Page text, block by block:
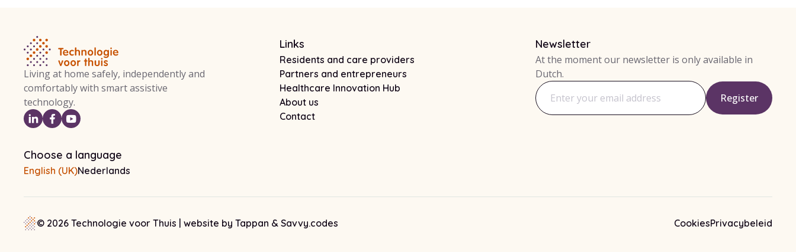
Living at home safely, independently and
comfortably with smart assistive
technology.
Links
Residents and care providers
Partners and entrepreneurs
Healthcare Innovation Hub
About us
Contact
Newsletter
At the moment our newsletter is only available in
Dutch.
Email address Register
Choose a language
English (UK)Nederlands
© 2026 Technologie voor Thuis website by Tappan Note! This link opens in a new tab
& Savvy.codes CookiesPrivacybeleid